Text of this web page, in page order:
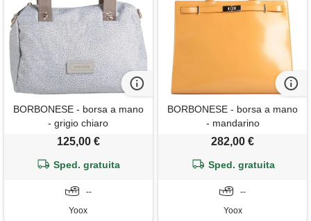
BORBONESE - borsa a mano
- grigio chiaro
125,00 €
Sped. gratuita
--
Yoox
BORBONESE - borsa a mano
- mandarino
282,00 €
Sped. gratuita
--
Yoox